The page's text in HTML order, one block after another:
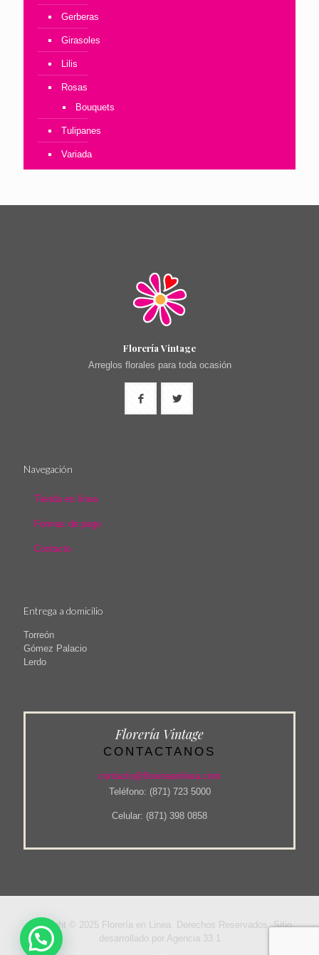
Gerberas
Girasoles
Lilis
Rosas
Bouquets
Tulipanes
Variada
Florería Vintage
Arreglos florales para toda ocasión
Navegación
Tienda en línea
Formas de pago
Contacto
Entrega a domicilio
Torreón
Gómez Palacio
Lerdo
Florería Vintage
CONTACTANOS
contacto@floreriaenlinea.com
Teléfono: (871) 723 5000
Celular: (871) 398 0858
Copyright © 2025 Florería en Linea. Derechos Reservados. Sitio
desarrollado por Agencia 33.1